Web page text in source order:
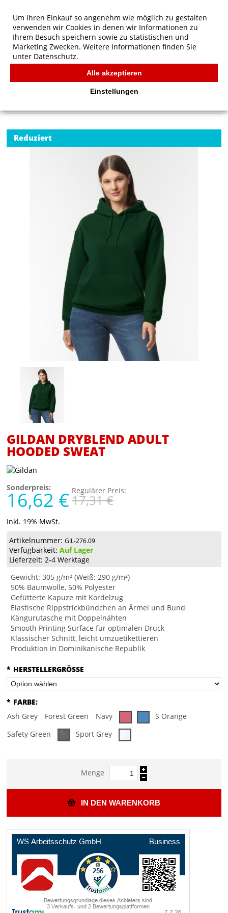
Gildan DryBlend Adult Hooded Sweat
Reduziert
GILDAN DRYBLEND ADULT
HOODED SWEAT
Sonderpreis:
16,62 € Regulärer Preis:
17,31 €
Inkl. 19% MwSt.
Artikelnummer: GIL-276.09
Verfügbarkeit:Auf Lager
Lieferzeit: 2-4 Werktage
Gewicht: 305 g/m² (Weiß: 290 g/m²)
50% Baumwolle, 50% Polyester
Gefütterte Kapuze mit Kordelzug
Elastische Rippstrickbündchen an Ärmel und Bund
Kängurutasche mit Doppelnähten
Smooth Printing Surface für optimalen Druck
Klassischer Schnitt, leicht umzuetikettieren
Produktion in Dominikanische Republik
* HERSTELLERGRÖSSE
* FARBE:
Ash Grey
Forest Green Navy
S Orange
Safety Green
Sport Grey
Menge
IN DEN WARENKORB
Um Ihren Einkauf so angenehm wie möglich zu gestalten
verwenden wir Cookies in denen wir Informationen zu
Ihrem Besuch speichern sowie zu statistischen und
Marketing Zwecken. Weitere Informationen finden Sie
unter Datenschutz.
Alle akzeptieren
Einstellungen